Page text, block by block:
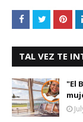
TAL VEZ TE
"El